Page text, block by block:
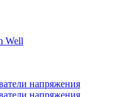
напряжения
напряжения